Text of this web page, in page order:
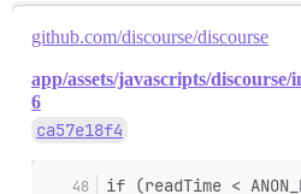
github.com/discourse/discourse
app/assets/javascripts/
6
ca57e18f4
if (readTime <